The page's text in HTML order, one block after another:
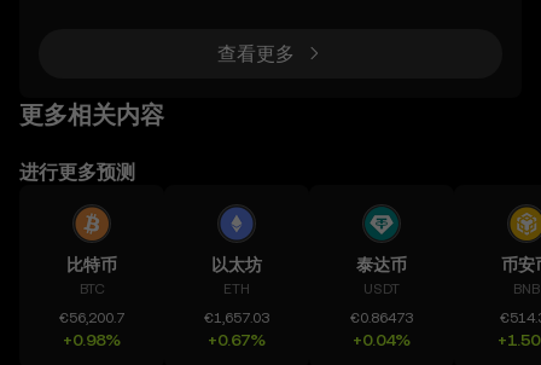
网”。这种创新方法将Cosmos定位为去中心化经济的
基础层，促进区块链生态系统的可扩展性、协作性和效
查看更多
更多相关内容
进行更多预测
比特币
BTC
€56,200.7
+0.98%
以太坊
ETH
€1,657.03
+0.67%
泰达币
USDT
€0.86473
+0.04%
币安
BNB